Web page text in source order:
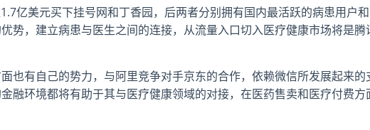
亿美元买下挂号网和丁香园，后两者分别拥有国内最活跃的病患用户和
势，建立病患与医生之间的连接，从流量入口切入医疗健康市场将是腾
也有自己的势力，与阿里竞争对手京东的合作，依赖微信所发展起来的
融环境都将有助于其与医疗健康领域的对接，在医药售卖和医疗付费方